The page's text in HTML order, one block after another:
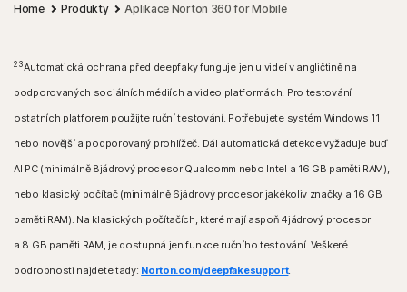
Home Produkty Aplikace Norton 360 for Mobile
23Automatická ochrana před deepfaky funguje jen u videí v angličtině na
podporovaných sociálních médiích a video platformách. Pro testování
ostatních platforem použijte ruční testování. Potřebujete systém Windows 11
nebo novější a podporovaný prohlížeč. Dál automatická detekce vyžaduje buď
AI PC (minimálně 8jádrový procesor Qualcomm nebo Intel a 16 GB paměti RAM),
nebo klasický počítač (minimálně 6jádrový procesor jakékoliv značky a 16 GB
paměti RAM). Na klasických počítačích, které mají aspoň 4jádrový procesor
a 8 GB paměti RAM, je dostupná jen funkce ručního testování. Veškeré
podrobnosti najdete tady: Norton.com/deepfakesupport.